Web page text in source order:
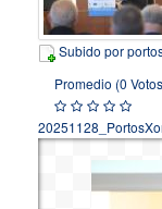
Subido por
Promedio (0